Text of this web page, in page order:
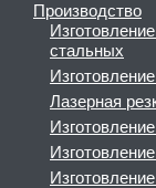
Производство
стальных
Лазерная
Изготовление